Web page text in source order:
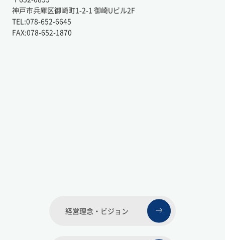
神戸市兵庫区御崎町1-2-1 御崎Uビル2F
TEL:078-652-6645
FAX:078-652-1870
経営理念・ビジョン